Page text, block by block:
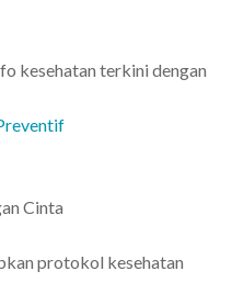
kesehatan terkini dengan
Cinta
protokol kesehatan